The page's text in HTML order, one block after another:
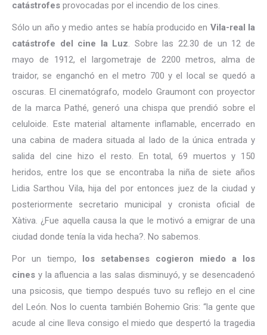
catástrofes provocadas por el incendio de los cines.
Sólo un año y medio antes se había producido en Vila-real la
catástrofe del cine la Luz. Sobre las 22.30 de un 12 de
mayo de 1912, el largometraje de 2200 metros, alma de
traidor, se enganchó en el metro 700 y el local se quedó a
oscuras. El cinematógrafo, modelo Graumont con proyector
de la marca Pathé, generó una chispa que prendió sobre el
celuloide. Este material altamente inflamable, encerrado en
una cabina de madera situada al lado de la única entrada y
salida del cine hizo el resto. En total, 69 muertos y 150
heridos, entre los que se encontraba la niña de siete años
Lidia Sarthou Vila, hija del por entonces juez de la ciudad y
posteriormente secretario municipal y cronista oficial de
Xàtiva. ¿Fue aquella causa la que le motivó a emigrar de una
ciudad donde tenía la vida hecha?. No sabemos.
Por un tiempo, los setabenses cogieron miedo a los
cines y la afluencia a las salas disminuyó, y se desencadenó
una psicosis, que tiempo después tuvo su reflejo en el cine
del León. Nos lo cuenta también Bohemio Gris: “la gente que
acude al cine lleva consigo el miedo que despertó la tragedia